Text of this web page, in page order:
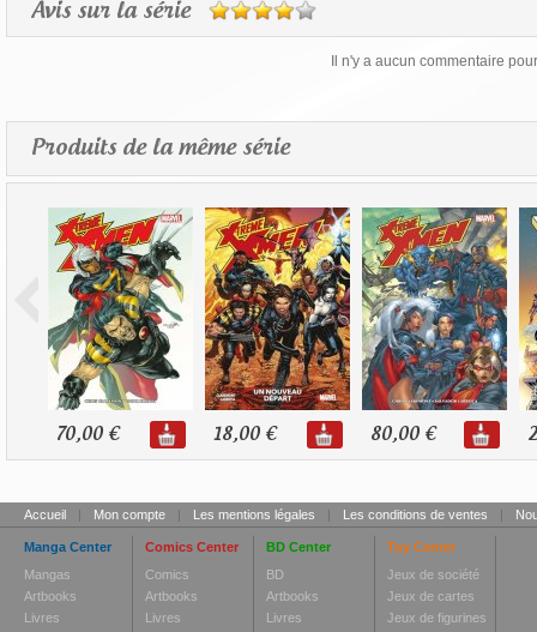
Avis sur la série
Il n'y a aucun commentaire
Produits de la même série
70,00 € 18,00 € 80,00 €
Accueil | Mon compte | Les mentions légales | Les conditions de ventes |
Manga Center
Mangas
Artbooks
Livres
Comics Center
Comics
Artbooks
Livres
BD Center
BD
Artbooks
Livres
Toy Center
Jeux de société
Jeux de cartes
Jeux de figurines